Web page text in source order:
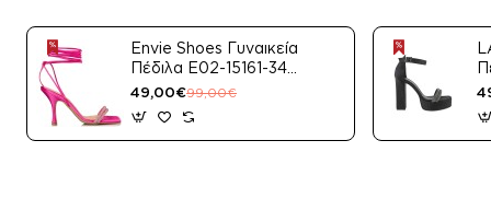
Envie Shoes Γυναικεία
Πέδιλα E02-15161-34
Μαύρο Satin
49,00€99,00€